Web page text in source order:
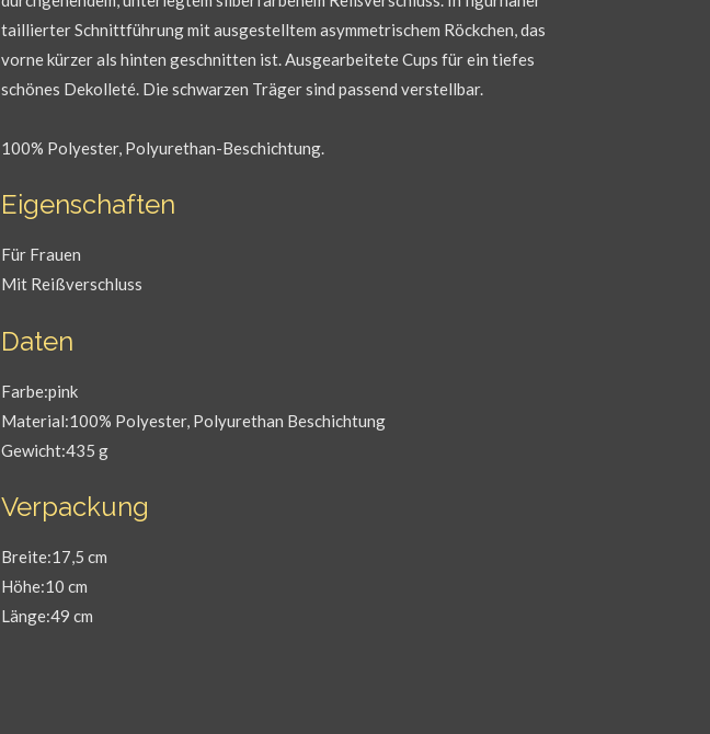
taillierter Schnittführung mit ausgestelltem asymmetrischem Röckchen, das
vorne kürzer als hinten geschnitten ist. Ausgearbeitete Cups für ein tiefes
schönes Dekolleté. Die schwarzen Träger sind passend verstellbar.
100% Polyester, Polyurethan-Beschichtung.
Eigenschaften
Für Frauen
Mit Reißverschluss
Daten
Farbe:pink
Material:100% Polyester, Polyurethan Beschichtung
Gewicht:435 g
Verpackung
Breite:17,5 cm
Höhe:10 cm
Länge:49 cm